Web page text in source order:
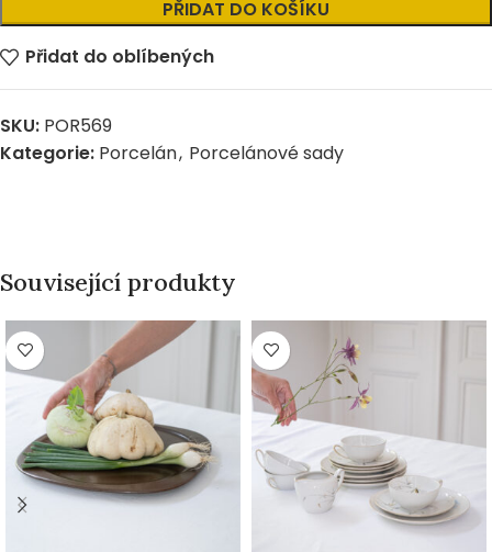
PŘIDAT DO KOŠÍKU
Přidat do oblíbených
SKU: POR569
Kategorie: Porcelán, Porcelánové sady
Související produkty